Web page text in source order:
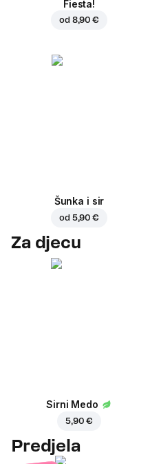
Fiesta!
od 8,90 €
Šunka i sir
od 5,90 €
Za djecu
Sirni Medo
5,90 €
Predjela